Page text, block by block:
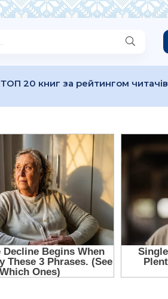
ТОП 20 книг за рейтингом читачів